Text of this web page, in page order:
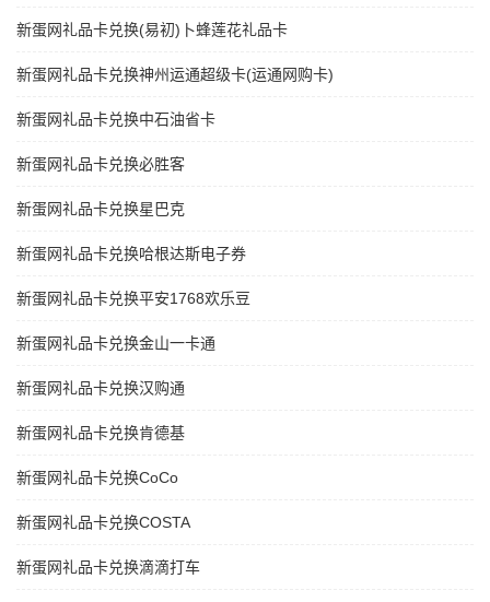
新蛋网礼品卡兑换(易初)卜蜂莲花礼品卡
新蛋网礼品卡兑换神州运通超级卡(运通网购卡)
新蛋网礼品卡兑换中石油省卡
新蛋网礼品卡兑换必胜客
新蛋网礼品卡兑换星巴克
新蛋网礼品卡兑换哈根达斯电子券
新蛋网礼品卡兑换平安1768欢乐豆
新蛋网礼品卡兑换金山一卡通
新蛋网礼品卡兑换汉购通
新蛋网礼品卡兑换肯德基
新蛋网礼品卡兑换CoCo
新蛋网礼品卡兑换COSTA
新蛋网礼品卡兑换滴滴打车